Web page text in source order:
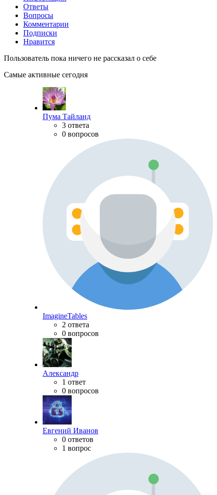
Ответы
Вопросы
Комментарии
Подписки
Нравится
Пользователь пока ничего не рассказал о себе
Самые активные сегодня
Пума Тайланд
3 ответа
0 вопросов
ImagineTables
2 ответа
0 вопросов
Александр
1 ответ
0 вопросов
Евгений Иванов
0 ответов
1 вопрос